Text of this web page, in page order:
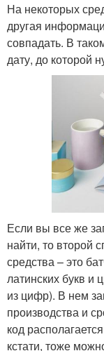
На некоторых
другая
совпадать. В
дату, до которой
Если вы все же
найти, то второй
средства – это
латинских букв и
из цифр). В нем
производства и
код
кстати, тоже